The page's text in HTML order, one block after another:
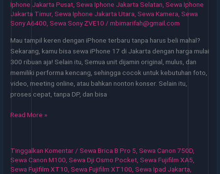
Iphone Jakarta Pusat Sewa Iphone Jakarta Selatan Sewa Iphone
Jakarta Timur, Sewa Iphone Jakarta Utara Sewa Kamera Sewa
Sony A6400 Sewa Sony ZVE10 /mbimarifah@gmail.com
Mau tampil keren dengan iPhone terbaru tanpa harus beli mahal?
Sekarang, kamu bisa sewa iPhone 17 di Jakarta dengan harga mulai
300 ribuan aja! Selain itu, Semua unit dijamin original, mulus, dan
memiliki performa kencang, sehingga cocok untuk kebutuhan foto,
video, meeting online, atau bahkan nonton konser. Selain itu,
proses cepat, tanpa DP, dan bisa
Sewa
Alternatif
Hemat
untuk
Read More »
Tinggalkan Komentar/ Sewa Brica B Pro 5, Sewa Canon 750D,
Sewa Canon M100, Sewa Dji Osmo Pocket, Sewa Fujifilm XA5,
Sewa Fujifilm XT10, Sewa Fujifilm XT100, Sewa Ipad Jakarta,